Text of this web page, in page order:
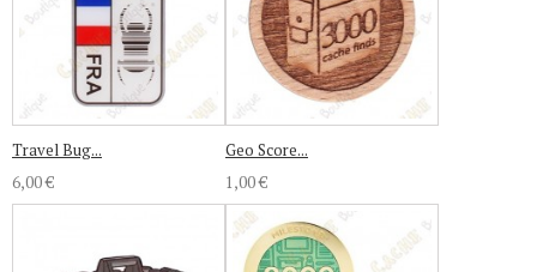
Travel Bug...
6,00 €
Geo Score...
1,00 €